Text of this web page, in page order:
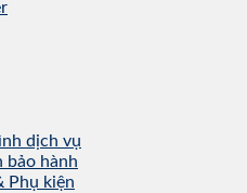
dịch vụ
bảo hành
Phụ kiện